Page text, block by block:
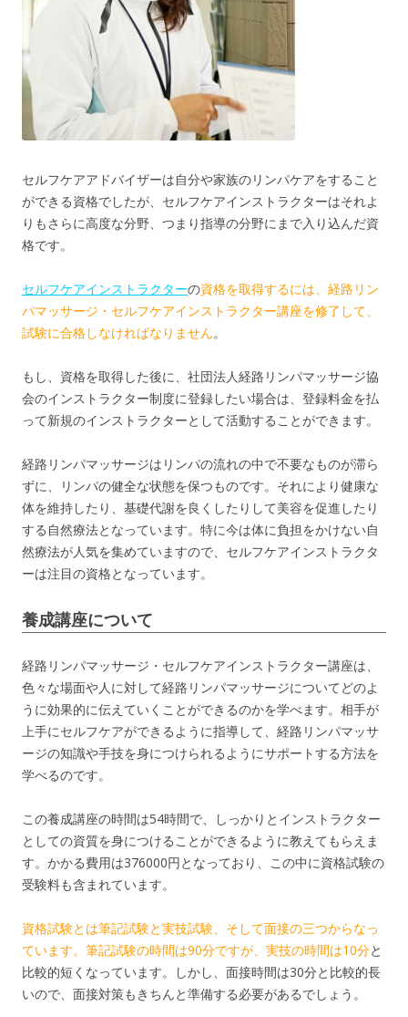
セルフケアアドバイザーは自分や家族のリンパケアをすること
ができる資格でしたが、セルフケアインストラクターはそれよ
りもさらに高度な分野、つまり指導の分野にまで入り込んだ資
格です。
セルフケアインストラクターの資格を取得するには、経路リン
パマッサージ・セルフケアインストラクター講座を修了して、
試験に合格しなければなりません。
もし、資格を取得した後に、社団法人経路リンパマッサージ協
会のインストラクター制度に登録したい場合は、登録料金を払
って新規のインストラクターとして活動することができます。
経路リンパマッサージはリンパの流れの中で不要なものが滞ら
ずに、リンパの健全な状態を保つものです。それにより健康な
体を維持したり、基礎代謝を良くしたりして美容を促進したり
する自然療法となっています。特に今は体に負担をかけない自
然療法が人気を集めていますので、セルフケアインストラクタ
ーは注目の資格となっています。
養成講座について
経路リンパマッサージ・セルフケアインストラクター講座は、
色々な場面や人に対して経路リンパマッサージについてどのよ
うに効果的に伝えていくことができるのかを学べます。相手が
上手にセルフケアができるように指導して、経路リンパマッサ
ージの知識や手技を身につけられるようにサポートする方法を
学べるのです。
この養成講座の時間は54時間で、しっかりとインストラクター
としての資質を身につけることができるように教えてもらえま
す。かかる費用は376000円となっており、この中に資格試験の
受験料も含まれています。
資格試験とは筆記試験と実技試験、そして面接の三つからなっ
ています。筆記試験の時間は90分ですが、実技の時間は10分と
比較的短くなっています。しかし、面接時間は30分と比較的長
いので、面接対策もきちんと準備する必要があるでしょう。